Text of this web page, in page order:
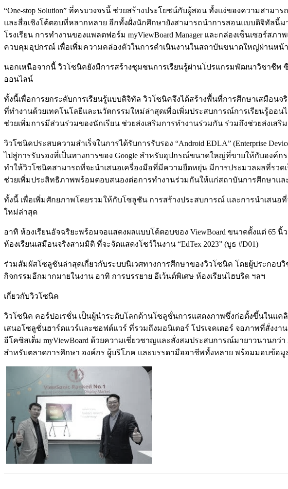
“One-stop Solution” ที่ครบวงจรนี้ ช่วยสร้างประโยชน์กับผู้สอน ทั้งแง่ของความสา
และสื่อเชิงโต้ตอบที่หลากหลาย อีกทั้งฝั่งนักศึกษายังสามารถนำการสอนแบบดิจิทัลนี้ม
โรงเรียน การทำงานของแพลตฟอร์ม myViewBoard Manager และกล่องเซ็นเซอร์
ควบคุมอุปกรณ์ เพื่อเพิ่มความคล่องตัวในการดำเนินงานในสถาบันขนาดใหญ่ผ่านหน้
นอกเหนือจากนี้ วิวโซนิคยังมีการสร้างชุมชนการเรียนรู้ผ่านโปรแกรมพัฒนาวิชาชี
ออนไลน์
ทั้งนี้เพื่อการยกระดับการเรียนรู้แบบดิจิทัล วิวโซนิคจึงได้สร้างพื้นที่การศึกษาเสมือนจ
ที่ทำงานด้วยเทคโนโลยีและนวัตกรรมใหม่ล่าสุดเพื่อเพิ่มประสบการณ์การเรียนรู้ออ
ช่วยเพิ่มการมีส่วนร่วมของนักเรียน ช่วยส่งเสริมการทำงานร่วมกัน ร่วมถึงช่วยส่งเสริ
วิวโซนิคประสบความสำเร็จในการได้รับการรับรอง “Android EDLA” (Enterprise
ไปสู่การรับรองที่เป็นทางการของ Google สำหรับอุปกรณ์ขนาดใหญ่ที่ขายให้กับองค์กร
ทำให้วิวโซนิคสามารถที่จะนำเสนอเครื่องมือที่มีความยืดหยุ่น มีการประมวลผลที่รวด
ช่วยเพิ่มประสิทธิภาพพร้อมตอบสนองต่อการทำงานร่วมกันให้แก่สถาบันการศึกษาแล
ทั้งนี้ เพื่อเพิ่มศักยภาพโดยรวมให้กับโซลูชัน การสร้างประสบการณ์ และการนำเสนอที่
ใหม่ล่าสุด
อาทิ ห้องเรียนอัจฉริยะพร้อมจอแสดงผลแบบโต้ตอบของ ViewBoard ขนาดตั้งแต่ 65
ห้องเรียนเสมือนจริงสามมิติ ที่จะจัดแสดงโชว์ในงาน “EdTex 2023” (บูธ #D01)
ร่วมสัมผัสโซลูชันล่าสุดเกี่ยวกับระบบนิเวศทางการศึกษาของวิวโซนิค โดยผู้ประกอบ
กิจกรรมอีกมากมายในงาน อาทิ การบรรยาย อีเว้นต์พิเศษ ห้องเรียนไฮบริด ฯลฯ
เกี่ยวกับวิวโซนิค
วิวโซนิค คอร์ปอเรชั่น เป็นผู้นำระดับโลกด้านโซลูชั่นการแสดงภาพซึ่งก่อตั้งขึ้นในแค
เสนอโซลูชั่นฮาร์ดแวร์และซอฟต์แวร์ ที่รวมถึงมอนิเตอร์ โปรเจคเตอร์ จอภาพที่สั่งง
อีโคซิสเต็ม myViewBoard ด้วยความเชี่ยวชาญและสั่งสมประสบการณ์มายาวนาน
สำหรับตลาดการศึกษา องค์กร ผู้บริโภค และบรรดามืออาชีพทั้งหลาย พร้อมมอบข้อมู